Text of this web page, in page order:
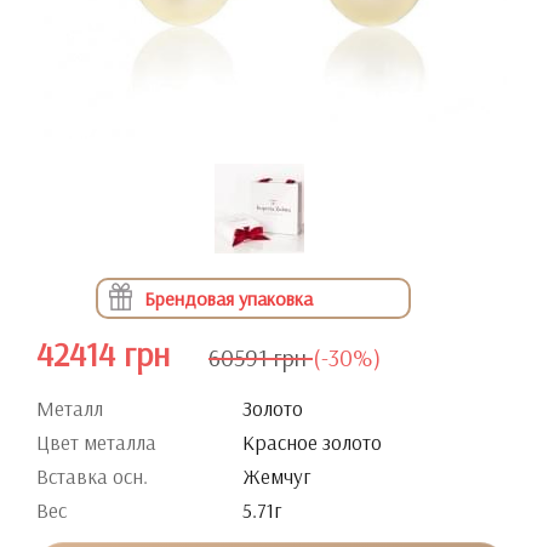
Брендовая упаковка
42414 грн 60591 грн (-30%)
Металл
Золото
Цвет металла
Красное золото
Вставка осн.
Жемчуг
Вес
5.71г